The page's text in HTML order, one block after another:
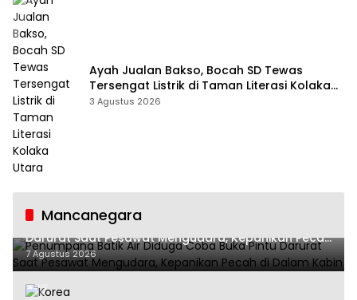
Ayah Jualan Bakso, Bocah SD Tewas
Tersengat Listrik di Taman Literasi Kolaka
Utara
3 Agustus 2026
Mancanegara
Penumpang Batik Air Diduga Coba Buka Pintu
Darurat Saat Pesawat Mengudara, Kepanikan Pecah
di Dalam Kabin
7 Agustus 2026